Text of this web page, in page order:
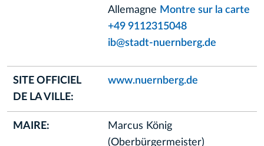
Allemagne Montre sur la carte
+49 9112315048
ib@stadt-nuernberg.de
SITE OFFICIEL
DE LA VILLE:
www.nuernberg.de
MAIRE:
Marcus König
(Oberbürgermeister)